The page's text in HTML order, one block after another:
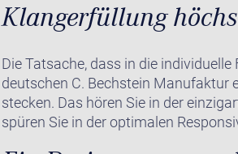
Klangerfüllung
Die Tatsache, dass in die
deutschen C. Bechstein Manufaktur
stecken. Das hören Sie in der
spüren Sie in der optimalen